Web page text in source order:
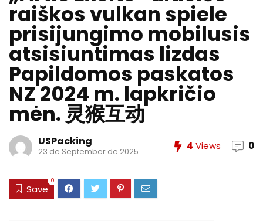
raiškos vulkan spiele
prisijungimo mobilusis
atsisiuntimas lizdas
Papildomos paskatos
NZ 2024 m. lapkričio
mėn. 灵猴互动
USPacking
23 de September de 2025 4 Views 0
Save
0